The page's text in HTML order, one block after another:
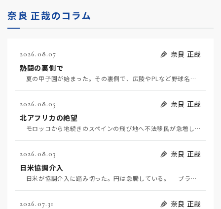
奈良 正哉のコラム
2026.08.07
奈良 正哉
熱闘の裏側で
夏の甲子園が始まった。その裏側で、広陵やPLなど野球名門校（だった）の不祥事のその後について、「熱…
2026.08.05
奈良 正哉
北アフリカの絶望
モロッコから地続きのスペインの飛び地へ不法移民が急増していて、当地の大問題となっている。「海を泳い…
2026.08.03
奈良 正哉
日米協調介入
日米が協調介入に踏み切った。円は急騰している。 プラザ合意以降、協調介入は為替相場の転機になって…
2026.07.31
奈良 正哉